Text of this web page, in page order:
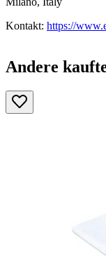
Kontakt: https://
Andere